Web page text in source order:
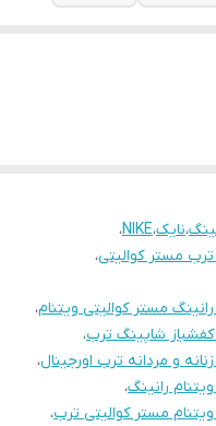
،نایک،NIKE،
،
،
،
،
،
،